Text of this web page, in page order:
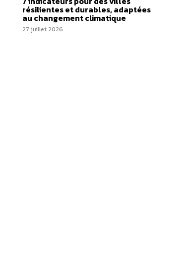
résilientes et durables, adaptées
au changement climatique
27 juillet 2026